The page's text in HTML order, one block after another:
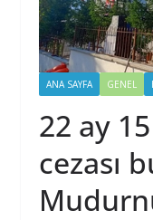
ANA SAYFA GENEL
22 ay
cezası